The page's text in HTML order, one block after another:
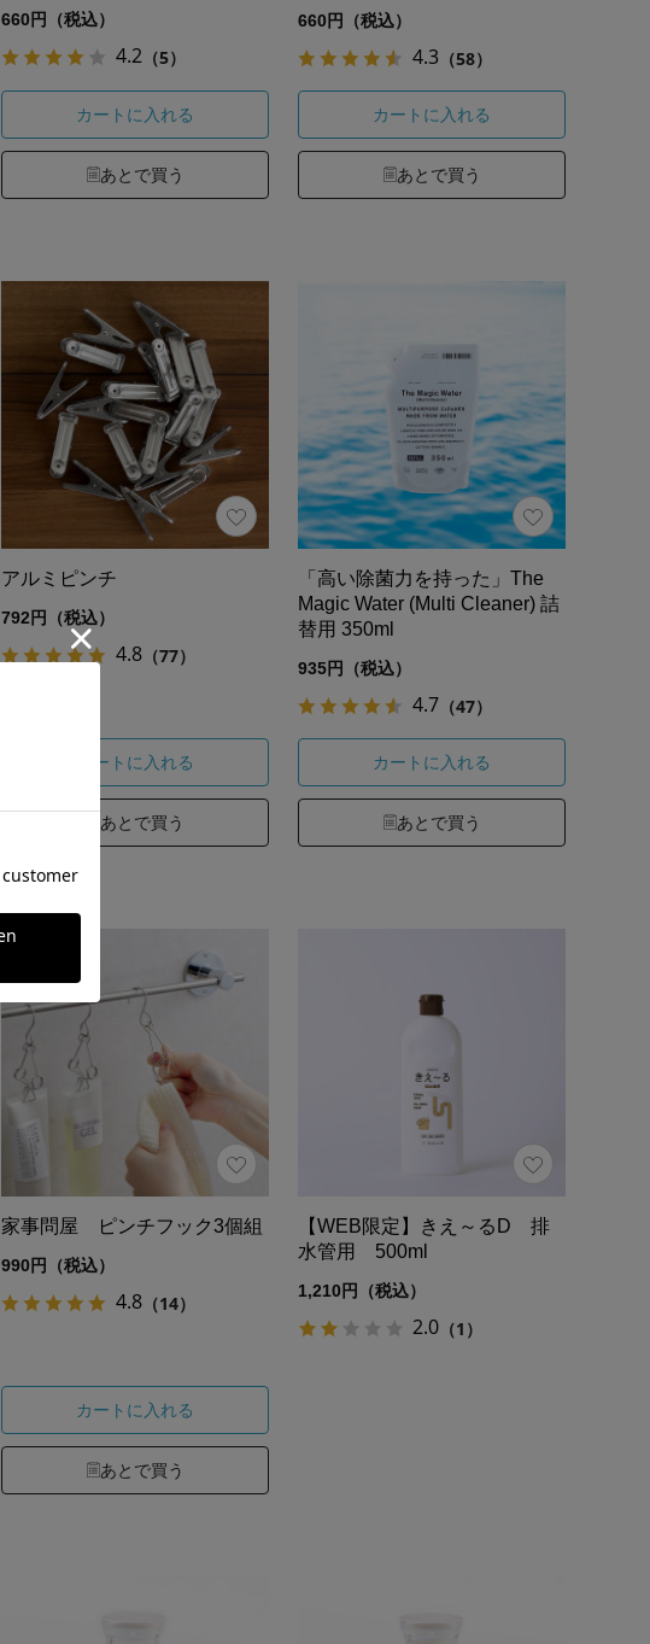
660円（税込）
4.2 （5）
カートに入れる
あとで買う
660円（税込）
4.3 （58）
カートに入れる
あとで買う
アルミピンチ
792円（税込）
4.8 （77）
カートに入れる
あとで買う
「高い除菌力を持った」The
Magic Water (Multi Cleaner) 詰
替用 350ml
935円（税込）
4.7 （47）
カートに入れる
あとで買う
家事問屋 ピンチフック3個組
990円（税込）
4.8 （14）
カートに入れる
あとで買う
【WEB限定】きえ～るD 排
水管用 500ml
1,210円（税込）
2.0 （1）